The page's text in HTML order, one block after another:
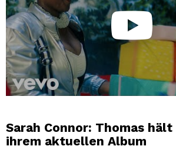
Sarah Connor: Thomas
ihrem aktuellen Album